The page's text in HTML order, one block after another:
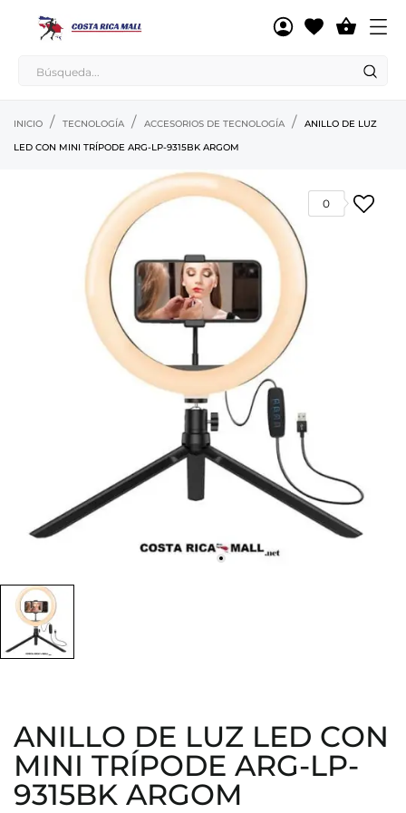

INICIO TECNOLOGÍA ACCESORIOS DE TECNOLOGÍA
ANILLO DE LUZ
LED CON MINI TRÍPODE ARG-LP-9315BK ARGOM
0
ANILLO DE LUZ LED CON
MINI TRÍPODE ARG-LP-
9315BK ARGOM